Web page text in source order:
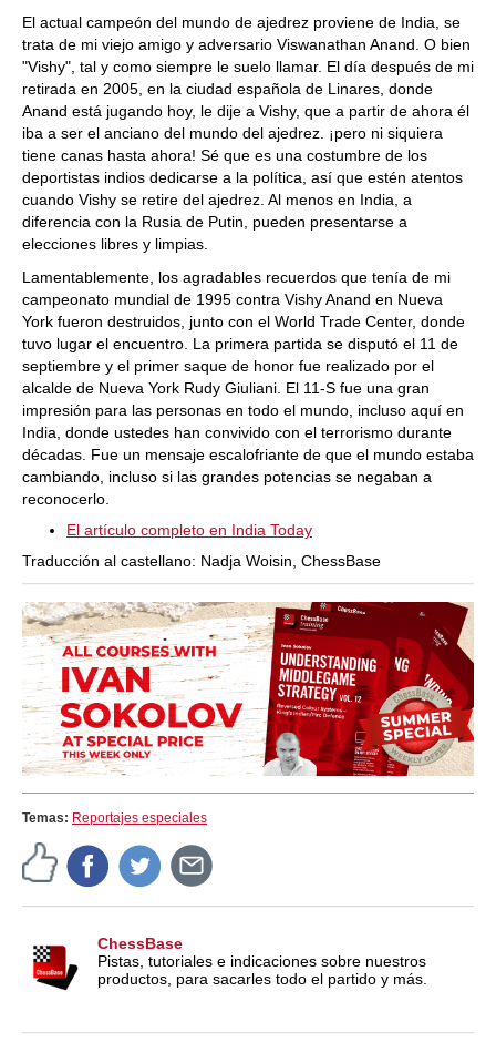
El actual campeón del mundo de ajedrez proviene de India, se
trata de mi viejo amigo y adversario Viswanathan Anand. O bien
"Vishy", tal y como siempre le suelo llamar. El día después de mi
retirada en 2005, en la ciudad española de Linares, donde
Anand está jugando hoy, le dije a Vishy, que a partir de ahora él
iba a ser el anciano del mundo del ajedrez. ¡pero ni siquiera
tiene canas hasta ahora! Sé que es una costumbre de los
deportistas indios dedicarse a la política, así que estén atentos
cuando Vishy se retire del ajedrez. Al menos en India, a
diferencia con la Rusia de Putin, pueden presentarse a
elecciones libres y limpias.
Lamentablemente, los agradables recuerdos que tenía de mi
campeonato mundial de 1995 contra Vishy Anand en Nueva
York fueron destruidos, junto con el World Trade Center, donde
tuvo lugar el encuentro. La primera partida se disputó el 11 de
septiembre y el primer saque de honor fue realizado por el
alcalde de Nueva York Rudy Giuliani. El 11-S fue una gran
impresión para las personas en todo el mundo, incluso aquí en
India, donde ustedes han convivido con el terrorismo durante
décadas. Fue un mensaje escalofriante de que el mundo estaba
cambiando, incluso si las grandes potencias se negaban a
reconocerlo.
El artículo completo en India Today
Traducción al castellano: Nadja Woisin, ChessBase
Temas: Reportajes especiales
ChessBase
Pistas, tutoriales e indicaciones sobre nuestros
productos, para sacarles todo el partido y más.